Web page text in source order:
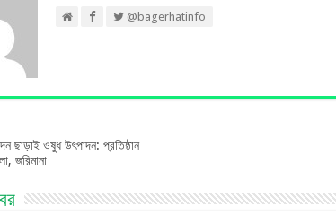
@bagerhatinfo
ছাড়াই ওষুধ উৎপাদন: প্রতিষ্ঠান
জরিমানা